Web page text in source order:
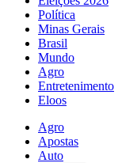
Política
Minas Gerais
Brasil
Mundo
Agro
Entretenimento
Eloos
Agro
Apostas
Auto